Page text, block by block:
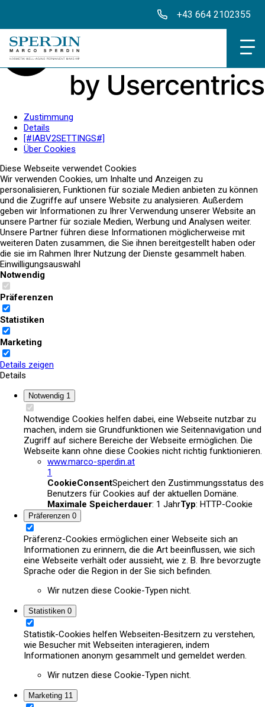
Zustimmung
Details
[#IABV2SETTINGS#]
Über Cookies
Diese Webseite verwendet Cookies
Wir verwenden Cookies, um Inhalte und Anzeigen zu
personalisieren, Funktionen für soziale Medien anbieten zu können
und die Zugriffe auf unsere Website zu analysieren. Außerdem
geben wir Informationen zu Ihrer Verwendung unserer Website an
unsere Partner für soziale Medien, Werbung und Analysen weiter.
Unsere Partner führen diese Informationen möglicherweise mit
weiteren Daten zusammen, die Sie ihnen bereitgestellt haben oder
die sie im Rahmen Ihrer Nutzung der Dienste gesammelt haben.
Einwilligungsauswahl
Notwendig
Präferenzen
Statistiken
Marketing
Details zeigen
Details
Notwendig 1
Notwendige Cookies helfen dabei, eine Webseite nutzbar zu
machen, indem sie Grundfunktionen wie Seitennavigation und
Zugriff auf sichere Bereiche der Webseite ermöglichen. Die
Webseite kann ohne diese Cookies nicht richtig funktionieren.
www.marco-sperdin.at
1
CookieConsentSpeichert den Zustimmungsstatus des
Benutzers für Cookies auf der aktuellen Domäne.
Maximale Speicherdauer: 1 JahrTyp: HTTP-Cookie
Präferenzen 0
Präferenz-Cookies ermöglichen einer Webseite sich an
Informationen zu erinnern, die die Art beeinflussen, wie sich
eine Webseite verhält oder aussieht, wie z. B. Ihre bevorzugte
Sprache oder die Region in der Sie sich befinden.
Wir nutzen diese Cookie-Typen nicht.
Statistiken 0
Statistik-Cookies helfen Webseiten-Besitzern zu verstehen,
wie Besucher mit Webseiten interagieren, indem
Informationen anonym gesammelt und gemeldet werden.
Wir nutzen diese Cookie-Typen nicht.
Marketing 11
+43 664 2102355
Produkte
Aktuelles